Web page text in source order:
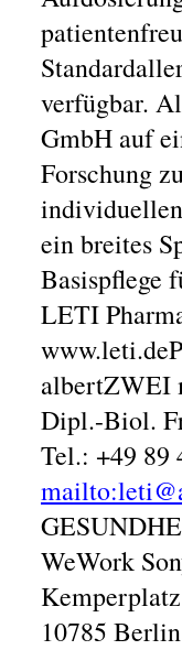
verfügbar.
GmbH auf
Forschung
ein breites
Basispflege
LETI
albertZWEI
Dipl.-Biol.
Tel.: +49 89
WeWork
10785 Berlin